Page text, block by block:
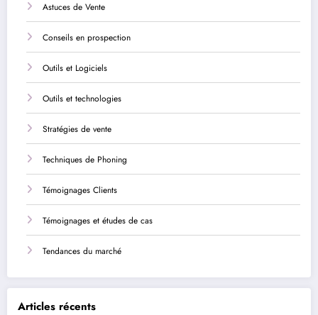
Astuces de Vente
Conseils en prospection
Outils et Logiciels
Outils et technologies
Stratégies de vente
Techniques de Phoning
Témoignages Clients
Témoignages et études de cas
Tendances du marché
Articles récents